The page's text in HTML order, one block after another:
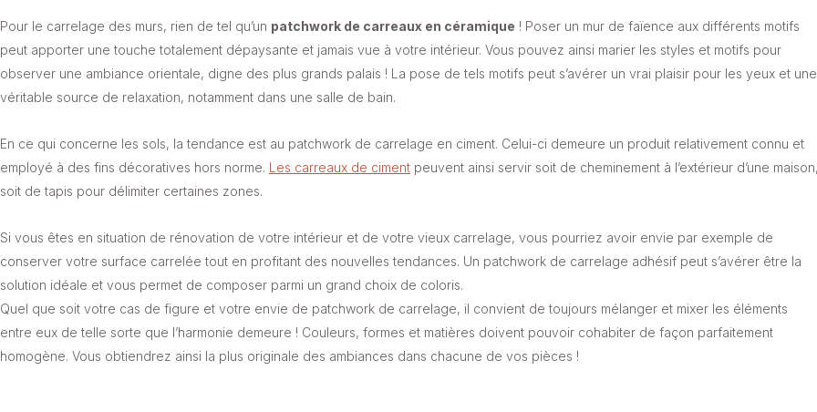
Pour le carrelage des murs, rien de tel qu’un patchwork de carreaux en céramique ! Poser un mur de faïence aux différents motifs
peut apporter une touche totalement dépaysante et jamais vue à votre intérieur. Vous pouvez ainsi marier les styles et motifs pour
observer une ambiance orientale, digne des plus grands palais ! La pose de tels motifs peut s’avérer un vrai plaisir pour les yeux et une
véritable source de relaxation, notamment dans une salle de bain.
En ce qui concerne les sols, la tendance est au patchwork de carrelage en ciment. Celui-ci demeure un produit relativement connu et
employé à des fins décoratives hors norme. Les carreaux de ciment peuvent ainsi servir soit de cheminement à l’extérieur d’une
soit de tapis pour délimiter certaines zones.
Si vous êtes en situation de rénovation de votre intérieur et de votre vieux carrelage, vous pourriez avoir envie par exemple de
conserver votre surface carrelée tout en profitant des nouvelles tendances. Un patchwork de carrelage adhésif peut s’avérer être la
solution idéale et vous permet de composer parmi un grand choix de coloris.
Quel que soit votre cas de figure et votre envie de patchwork de carrelage, il convient de toujours mélanger et mixer les éléments
entre eux de telle sorte que l’harmonie demeure ! Couleurs, formes et matières doivent pouvoir cohabiter de façon parfaitement
homogène. Vous obtiendrez ainsi la plus originale des ambiances dans chacune de vos pièces !